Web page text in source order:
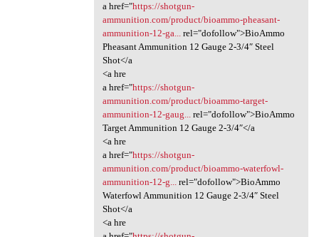
a href="https://shotgun-
ammunition.com/product/bioammo-pheasant-
ammunition-12-ga...rel="dofollow">BioAmmo
Pheasant Ammunition 12 Gauge 2-3/4″ Steel
Shot</a
<a hre
a href="https://shotgun-
ammunition.com/product/bioammo-target-
ammunition-12-gaug...rel="dofollow">BioAmmo
Target Ammunition 12 Gauge 2-3/4″</a
<a hre
a href="https://shotgun-
ammunition.com/product/bioammo-waterfowl-
ammunition-12-g...rel="dofollow">BioAmmo
Waterfowl Ammunition 12 Gauge 2-3/4″ Steel
Shot</a
<a hre